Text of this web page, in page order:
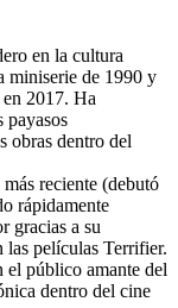
en la cultura
miniserie de 1990 y
2017. Ha
payasos
obras dentro del
reciente (debutó
rápidamente
gracias a su
las películas Terrifier.
el público amante del
dentro del cine